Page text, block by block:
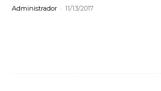
Administrador - 11/13/2017